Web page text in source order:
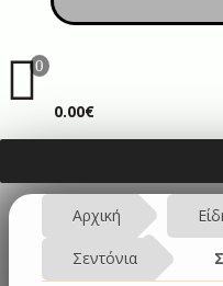
0ΚΑΛΆΘΙ
0.00€
Αρχική
Σεντόνια